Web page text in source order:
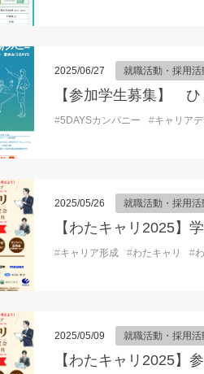
2025/06/27 就職活動・採用活
【参加学生募集】
#5DAYSカンパニー #キャリア
2025/05/26 就職活動・採用活
【わたキャリ2025
#キャリア形成 #わたキャリ #
2025/05/09 就職活動・採用活
【わたキャリ2025